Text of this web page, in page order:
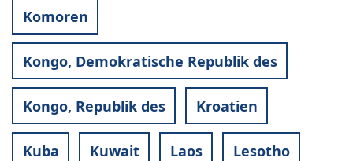
Komoren
Kongo, Demokratische Republik des
Kongo, Republik des Kroatien
Kuba Kuwait Laos Lesotho